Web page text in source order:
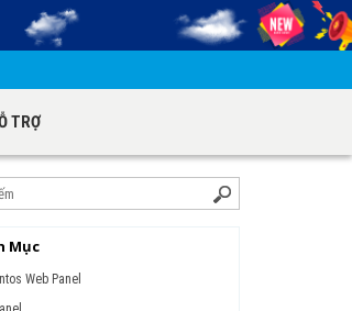
TRỢ
Mục
Web Panel